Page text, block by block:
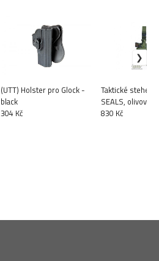
(UTT) Holster pro Glock -
black
304 Kč
Taktické
SEALS, olivové
830 Kč